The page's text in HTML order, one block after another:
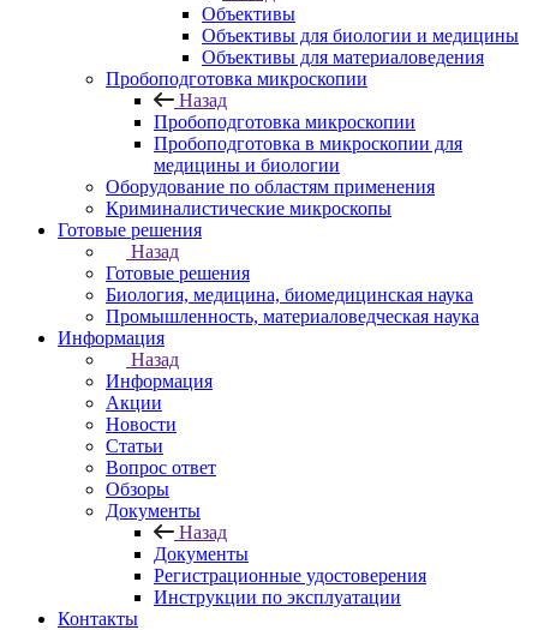
Объективы
Объективы для биологии и медицины
Объективы для материаловедения
Пробоподготовка микроскопии
Назад
Пробоподготовка микроскопии
Пробоподготовка в микроскопии для
медицины и биологии
Оборудование по областям применения
Криминалистические микроскопы
Готовые решения
Назад
Готовые решения
Биология, медицина, биомедицинская наука
Промышленность, материаловедческая наука
Информация
Назад
Информация
Акции
Новости
Статьи
Вопрос ответ
Обзоры
Документы
Назад
Документы
Регистрационные удостоверения
Инструкции по эксплуатации
Контакты